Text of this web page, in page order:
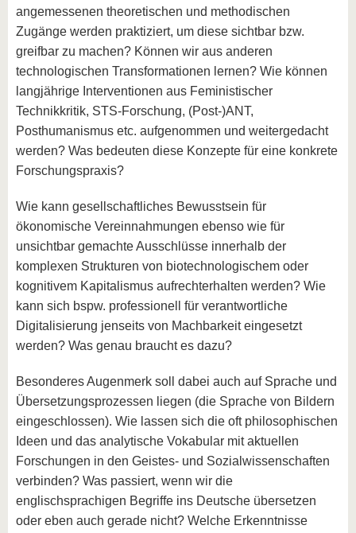
angemessenen theoretischen und methodischen
Zugänge werden praktiziert, um diese sichtbar bzw.
greifbar zu machen? Können wir aus anderen
technologischen Transformationen lernen? Wie können
langjährige Interventionen aus Feministischer
Technikkritik, STS-Forschung, (Post-)ANT,
Posthumanismus etc. aufgenommen und weitergedacht
werden? Was bedeuten diese Konzepte für eine konkrete
Forschungspraxis?
Wie kann gesellschaftliches Bewusstsein für
ökonomische Vereinnahmungen ebenso wie für
unsichtbar gemachte Ausschlüsse innerhalb der
komplexen Strukturen von biotechnologischem oder
kognitivem Kapitalismus aufrechterhalten werden? Wie
kann sich bspw. professionell für verantwortliche
Digitalisierung jenseits von Machbarkeit eingesetzt
werden? Was genau braucht es dazu?
Besonderes Augenmerk soll dabei auch auf Sprache und
Übersetzungsprozessen liegen (die Sprache von Bildern
eingeschlossen). Wie lassen sich die oft philosophischen
Ideen und das analytische Vokabular mit aktuellen
Forschungen in den Geistes- und Sozialwissenschaften
verbinden? Was passiert, wenn wir die
englischsprachigen Begriffe ins Deutsche übersetzen
oder eben auch gerade nicht? Welche Erkenntnisse